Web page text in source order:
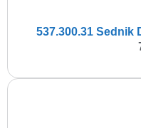
537.300.31 Sednik